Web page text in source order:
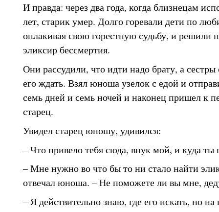
И правда: через два года, когда близнецам
лет, старик умер. Долго горевали дети по
оплакивая свою горестную судьбу, и решили
эликсир бессмертия.
Они рассудили, что идти надо брату, а сестры
его ждать. Взял юноша узелок с едой и
семь дней и семь ночей и наконец пришел к
старец.
Увидел старец юношу, удивился:
– Что привело тебя сюда, внук мой, и куда
– Мне нужно во что бы то ни стало найти
отвечал юноша. – Не поможете ли вы мне,
– Я действительно знаю, где его искать, но